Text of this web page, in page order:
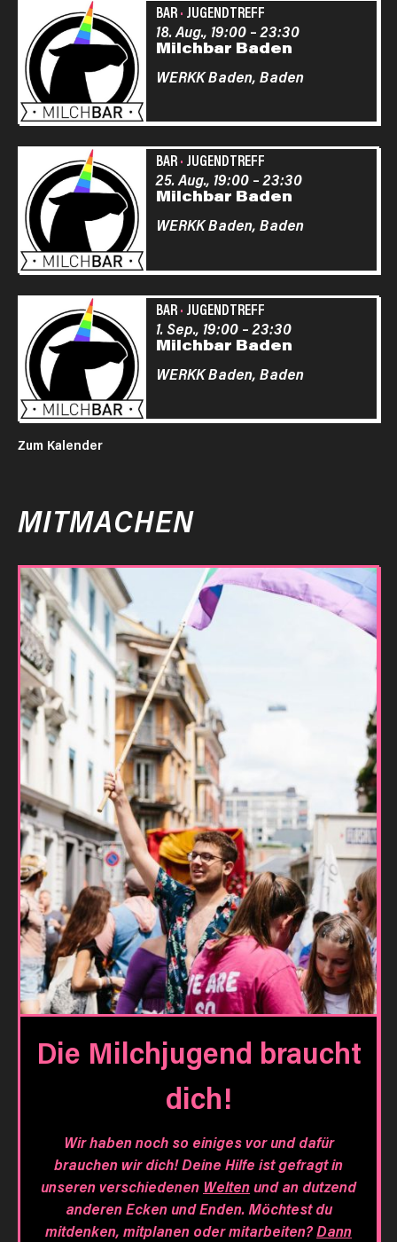
BAR· JUGENDTREFF
Milchbar Baden
18. Aug., 19:00–23:30
WERKK Baden, Baden
BAR· JUGENDTREFF
Milchbar Baden
25. Aug., 19:00–23:30
WERKK Baden, Baden
BAR· JUGENDTREFF
Milchbar Baden
1. Sep., 19:00–23:30
WERKK Baden, Baden
Zum Kalender
MITMACHEN
Die Milchjugend braucht
dich!
Wir haben noch so einiges vor und dafür
brauchen wir dich! Deine Hilfe ist gefragt in
unseren verschiedenen Weltenund an dutzend
anderen Ecken und Enden. Möchtest du
mitdenken, mitplanen oder mitarbeiten?Dann